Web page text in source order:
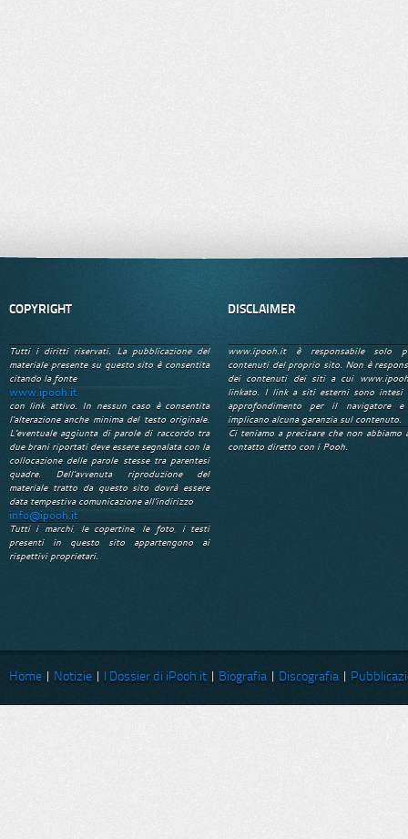
COPYRIGHT
Tutti i diritti riservati. La pubblicazione del
materiale presente su questo sito è consentita
citando la fonte
www.ipooh.it
con link attivo. In nessun caso è consentita
l'alterazione anche minima del testo originale.
L'eventuale aggiunta di parole di raccordo tra
due brani riportati deve essere segnalata con la
collocazione delle parole stesse tra parentesi
quadre. Dell'avvenuta riproduzione del
materiale tratto da questo sito dovrà essere
data tempestiva comunicazione all'indirizzo
info@ipooh.it
Tutti i marchi, le copertine, le foto, i testi
presenti in questo sito appartengono ai
rispettivi proprietari.
DISCLAIMER
www.ipooh.it è responsabile solo
contenuti del proprio sito. Non è
dei contenuti dei siti a cui
linkato. I link a siti esterni sono intesi
approfondimento per il navigatore
implicano alcuna garanzia sul contenuto.
Ci teniamo a precisare che non abbiamo
contatto diretto con i Pooh.
Home Notizie I Dossier di iPooh.it Biografia Discografia